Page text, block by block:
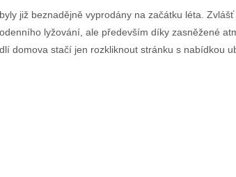
již beznadějně vyprodány na začátku léta.
lyžování, ale především díky zasněžené
domova stačí jen rozkliknout stránku s nabídkou